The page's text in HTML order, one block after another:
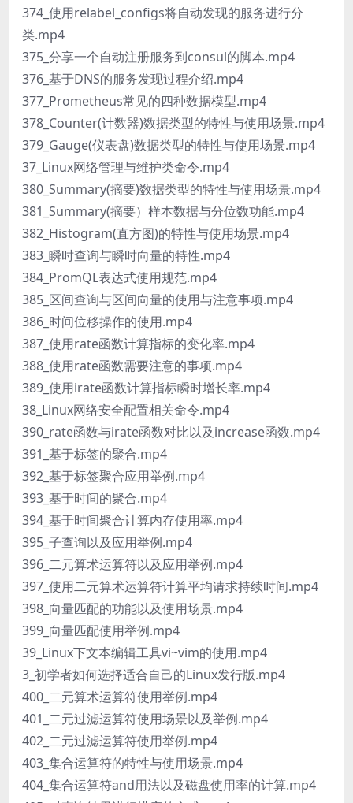
374_使用relabel_configs将自动发现的服务进行分
类.mp4
375_分享一个自动注册服务到consul的脚本.mp4
376_基于DNS的服务发现过程介绍.mp4
377_Prometheus常见的四种数据模型.mp4
378_Counter(计数器)数据类型的特性与使用场景.mp4
379_Gauge(仪表盘)数据类型的特性与使用场景.mp4
37_Linux网络管理与维护类命令.mp4
380_Summary(摘要)数据类型的特性与使用场景.mp4
381_Summary(摘要）样本数据与分位数功能.mp4
382_Histogram(直方图)的特性与使用场景.mp4
383_瞬时查询与瞬时向量的特性.mp4
384_PromQL表达式使用规范.mp4
385_区间查询与区间向量的使用与注意事项.mp4
386_时间位移操作的使用.mp4
387_使用rate函数计算指标的变化率.mp4
388_使用rate函数需要注意的事项.mp4
389_使用irate函数计算指标瞬时增长率.mp4
38_Linux网络安全配置相关命令.mp4
390_rate函数与irate函数对比以及increase函数.mp4
391_基于标签的聚合.mp4
392_基于标签聚合应用举例.mp4
393_基于时间的聚合.mp4
394_基于时间聚合计算内存使用率.mp4
395_子查询以及应用举例.mp4
396_二元算术运算符以及应用举例.mp4
397_使用二元算术运算符计算平均请求持续时间.mp4
398_向量匹配的功能以及使用场景.mp4
399_向量匹配使用举例.mp4
39_Linux下文本编辑工具vi~vim的使用.mp4
3_初学者如何选择适合自己的Linux发行版.mp4
400_二元算术运算符使用举例.mp4
401_二元过滤运算符使用场景以及举例.mp4
402_二元过滤运算符使用举例.mp4
403_集合运算符的特性与使用场景.mp4
404_集合运算符and用法以及磁盘使用率的计算.mp4